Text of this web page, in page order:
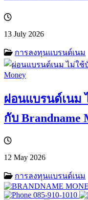
13 July 2026
การลงทุนแบรนด์เนม
ผ่อนแบรนด์เนม
กับ Brandname
12 May 2026
การลงทุนแบรนด์เนม
085-910-1010